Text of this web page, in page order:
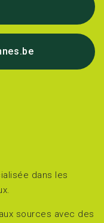
dans les
sources avec des